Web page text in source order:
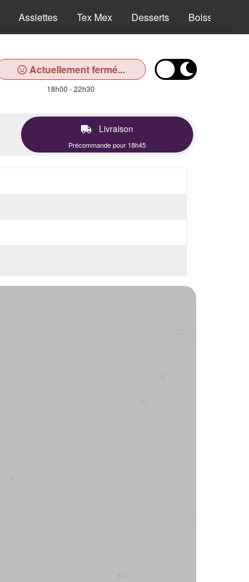
Assiettes Tex Mex Desserts Boissons
Actuellement fermé...
18h00 - 22h30
Livraison
Précommande pour 18h45